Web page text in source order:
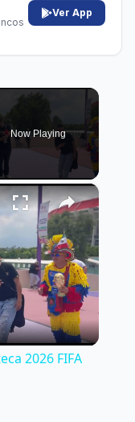
Ver App
Now Playing
×
2026 FIFA